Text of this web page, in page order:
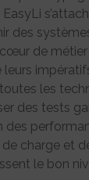
EasyLi
des
de
leurs
les
des tests
des
charge et
le bon